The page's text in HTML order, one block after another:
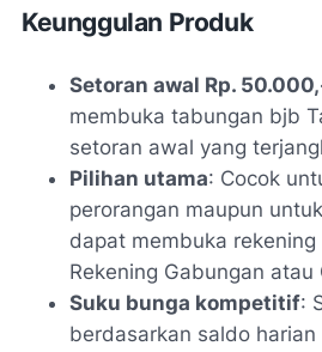
Keunggulan Produk
Setoran awal Rp.
membuka tabungan bjb
setoran awal yang
Pilihan utama: Cocok
perorangan maupun
dapat membuka
Rekening Gabungan atau
Suku bunga kompetitif:
berdasarkan saldo